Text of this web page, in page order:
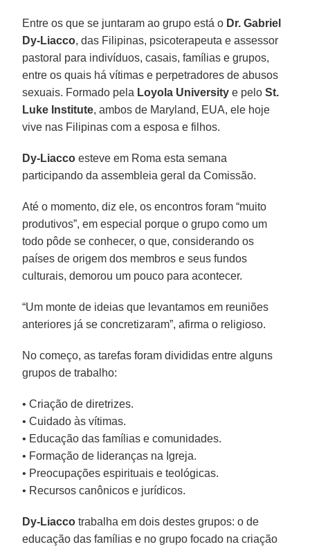
Entre os que se juntaram ao grupo está o Dr. Gabriel
Dy-Liacco, das Filipinas, psicoterapeuta e assessor
pastoral para indivíduos, casais, famílias e grupos,
entre os quais há vítimas e perpetradores de abusos
sexuais. Formado pela Loyola University e peloSt.
Luke Institute, ambos de Maryland, EUA, ele hoje
vive nas Filipinas com a esposa e filhos.
Dy-Liacco esteve em Roma esta semana
participando da assembleia geral da Comissão.
Até o momento, diz ele, os encontros foram “muito
produtivos”, em especial porque o grupo como um
todo pôde se conhecer, o que, considerando os
países de origem dos membros e seus fundos
culturais, demorou um pouco para acontecer.
“Um monte de ideias que levantamos em reuniões
anteriores já se concretizaram”, afirma o religioso.
No começo, as tarefas foram divididas entre alguns
grupos de trabalho:
• Criação de diretrizes.
• Cuidado às vítimas.
• Educação das famílias e comunidades.
• Formação de lideranças na Igreja.
• Preocupações espirituais e teológicas.
• Recursos canônicos e jurídicos.
Dy-Liacco trabalha em dois destes grupos: o de
educação das famílias e no grupo focado na criação